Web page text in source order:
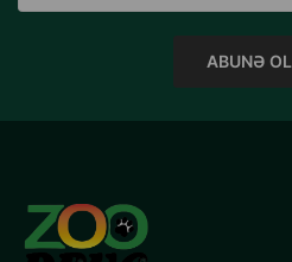
İstehsalçı ölkə: Polşa.
ABUNƏ OL